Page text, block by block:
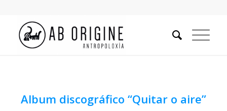
Album discográfico “Quitar o aire”